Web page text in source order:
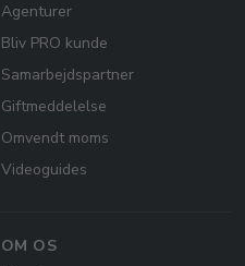
Agenturer
Bliv PRO kunde
Samarbejdspartner
Giftmeddelelse
Omvendt moms
Videoguides
OM OS